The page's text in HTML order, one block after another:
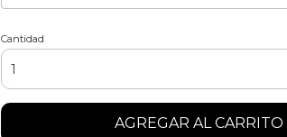
Cantidad
AGREGAR AL CARRITO